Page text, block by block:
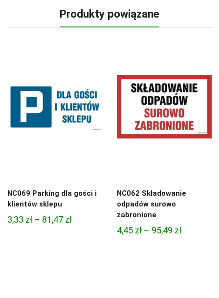
Produkty powiązane
NC069 Parking dla gości i
klientów sklepu
3,33 zł – 81,47 złZakres
NC062 Składowanie
odpadów surowo
zabronione
4,45 zł – 95,49 złZakres